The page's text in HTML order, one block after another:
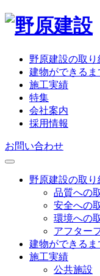
野原建設の取り
建物ができるま
施工実績
特集
会社案内
採用情報
お問い合わせ
野原建設の取り
品質への
安全への
環境への
アフター
建物ができるま
施工実績
公共施設